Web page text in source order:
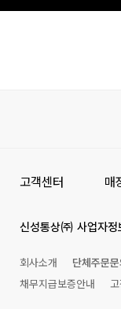
고객센터 매
신성통상㈜ 사업자정
회사소개 단체주문문
채무지급보증안내